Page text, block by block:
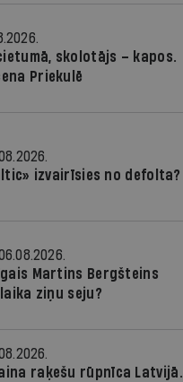
skolotājs – kapos.
Priekulē
izvairīsies no defolta?
Martins Bergšteins
ziņu seju?
raķešu rūpnīca Latvijā.